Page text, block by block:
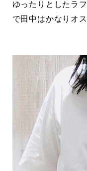
ゆったりとしたラ
で田中はかなりオ